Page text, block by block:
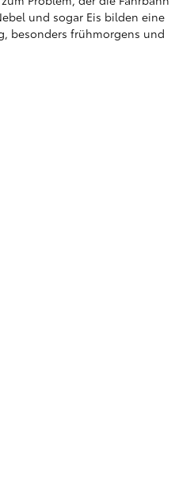
und sogar Eis bilden eine
besonders frühmorgens und